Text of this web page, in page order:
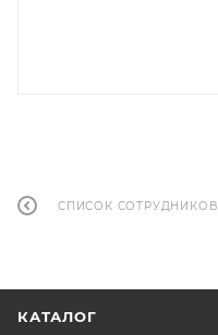
СПИСОК СОТРУДНИКОВ
КАТАЛОГ